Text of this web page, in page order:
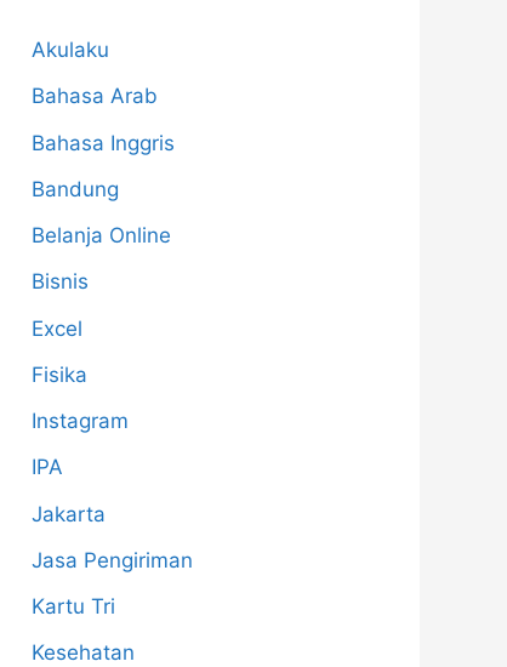
Akulaku
Bahasa Arab
Bahasa Inggris
Bandung
Belanja Online
Bisnis
Excel
Fisika
Instagram
IPA
Jakarta
Jasa Pengiriman
Kartu Tri
Kesehatan